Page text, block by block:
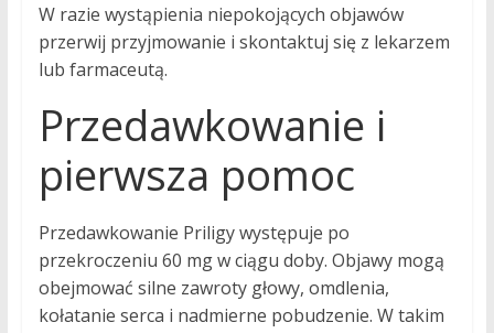
W razie wystąpienia niepokojących objawów
przerwij przyjmowanie i skontaktuj się z lekarzem
lub farmaceutą.
Przedawkowanie i
pierwsza pomoc
Przedawkowanie Priligy występuje po
przekroczeniu 60 mg w ciągu doby. Objawy mogą
obejmować silne zawroty głowy, omdlenia,
kołatanie serca i nadmierne pobudzenie. W takim